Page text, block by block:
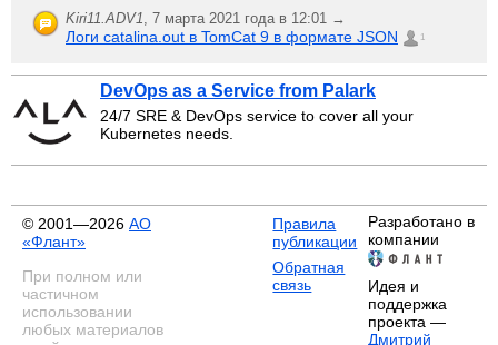
Kiri11.ADV1, 7 марта 2021 года в 12:01 →
Логи catalina.out в TomCat 9 в формате JSON 1
DevOps as a Service from Palark
24/7 SRE & DevOps service to cover all your
Kubernetes needs.
© 2001—2026 АО
«Флант»
При полном или
частичном
использовании
любых материалов
Правила
публикации
Обратная
связь
Разработано в
компании
Идея и
поддержка
проекта —
Дмитрий